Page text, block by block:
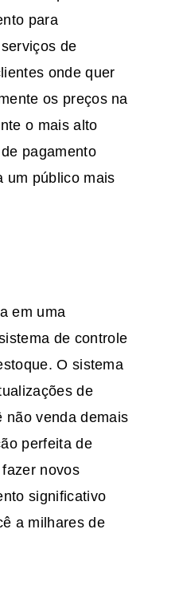
para
de
onde quer
os preços na
o mais alto
pagamento
um público mais
em uma
de controle
O sistema
de
não venda demais
perfeita de
novos
significativo
a milhares de